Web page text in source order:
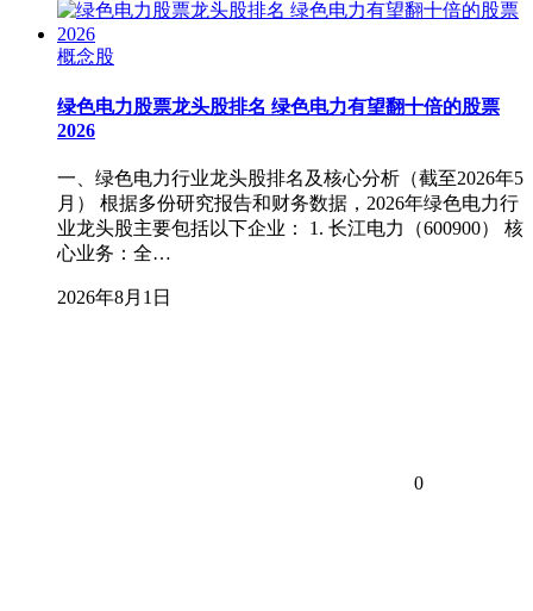
概念股
绿色电力股票龙头股排名 绿色电力有望翻十倍的股票
2026
一、绿色电力行业龙头股排名及核心分析（截至2026年5
月） 根据多份研究报告和财务数据，2026年绿色电力行
业龙头股主要包括以下企业： 1. 长江电力（600900） 核
心业务：全…
2026年8月1日
0